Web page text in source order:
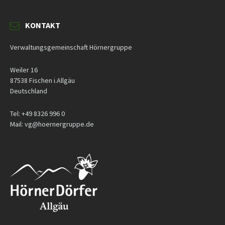
KONTAKT
Verwaltungsgemeinschaft Hörnergruppe
Weiler 16
87538 Fischen i.Allgäu
Deutschland
Tel: +49 8326 996 0
Mail: vg@hoernergruppe.de